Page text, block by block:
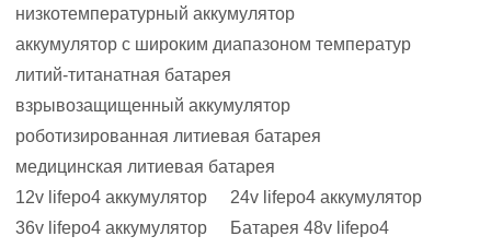
низкотемпературный аккумулятор
аккумулятор с широким диапазоном температур
литий-титанатная батарея
взрывозащищенный аккумулятор
роботизированная литиевая батарея
медицинская литиевая батарея
12v lifepo4 аккумулятор
24v lifepo4 аккумулятор
36v lifepo4 аккумулятор
Батарея 48v lifepo4